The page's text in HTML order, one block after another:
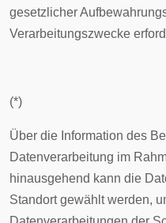
gesetzlicher
Verarbeitungszwecke
(*)
Über die Information des
Datenverarbeitung im
hinausgehend kann die
Standort gewählt werden,